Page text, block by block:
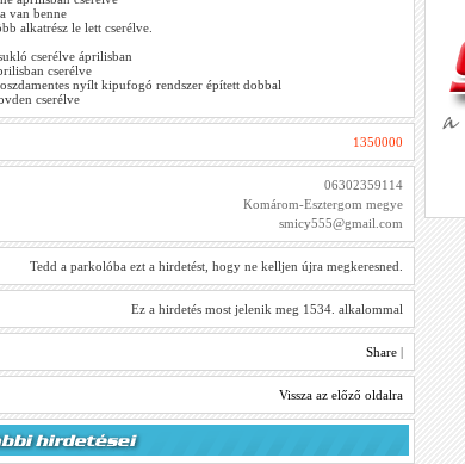
van benne
alkatrész le lett cserélve.
cserélve áprilisban
cserélve
nyílt kipufogó rendszer épített dobbal
cserélve
1350000
06302359114
Komárom-Esztergom megye
smicy555@gmail.com
Tedd a parkolóba ezt a hirdetést, hogy ne kelljen újra megkeresned.
Ez a hirdetés most jelenik meg 1534. alkalommal
Share |
Vissza az előző oldalra